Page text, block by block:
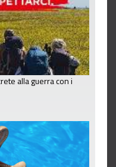
alla guerra con i